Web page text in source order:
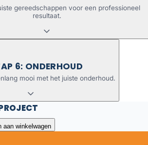
gereedschappen voor een professioneel
resultaat.
6: ONDERHOUD
mooi met het juiste onderhoud.
aan winkelwagen